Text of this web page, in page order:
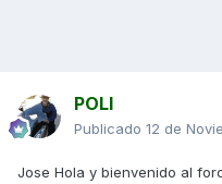
POLI
Publicado 12 de
Jose Hola y bienvenido al